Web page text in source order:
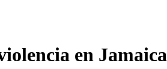
en Jamaica